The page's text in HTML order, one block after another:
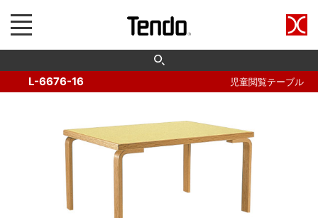
L-6676-16 児童閲覧テーブル